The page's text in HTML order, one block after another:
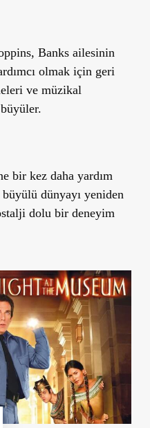
Banks ailesinin
olmak için geri
ve müzikal
bir kez daha yardım
dünyayı yeniden
dolu bir deneyim